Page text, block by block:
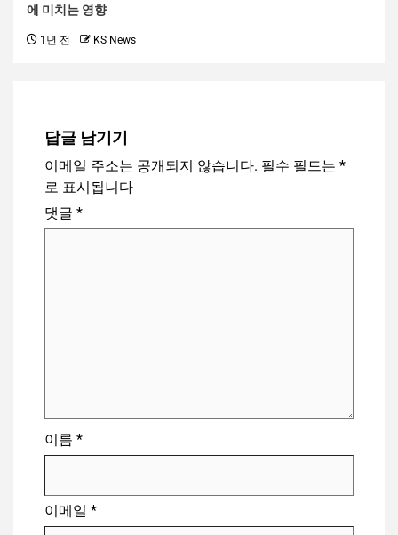
에 미치는 영향
1년 전 KS News
답글 남기기
이메일 주소는 공개되지 않습니다. 필수 필드는 *
로 표시됩니다
댓글 *
이름 *
이메일 *